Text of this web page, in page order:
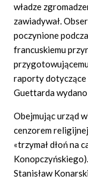
władze
zawiadywał.
poczynione
francuskiemu
raporty dotyczące
Guettarda
Obejmując urząd
cenzorem
«trzymał dłoń na
Stanisław